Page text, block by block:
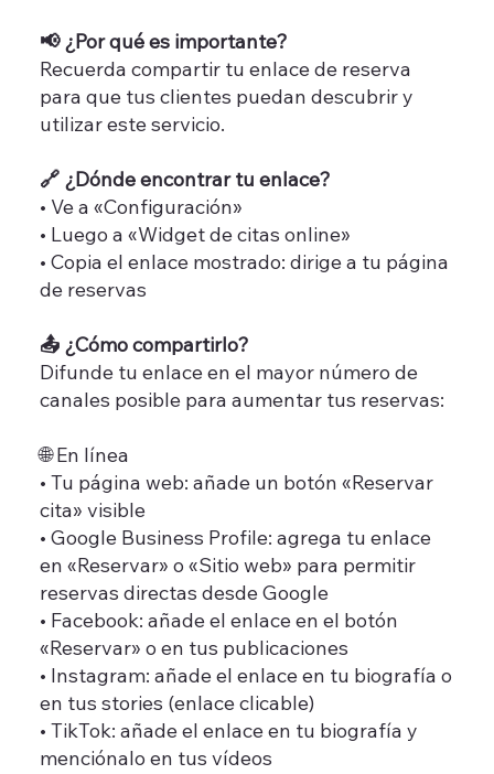
📢 ¿Por qué es importante?
Recuerda compartir tu enlace de reserva
para que tus clientes puedan descubrir y
utilizar este servicio.
🔗 ¿Dónde encontrar tu enlace?
• Ve a «Configuración»
• Luego a «Widget de citas online»
• Copia el enlace mostrado: dirige a tu página
de reservas
📤 ¿Cómo compartirlo?
Difunde tu enlace en el mayor número de
canales posible para aumentar tus reservas:
🌐 En línea
• Tu página web: añade un botón «Reservar
cita» visible
• Google Business Profile: agrega tu enlace
en «Reservar» o «Sitio web» para permitir
reservas directas desde Google
• Facebook: añade el enlace en el botón
«Reservar» o en tus publicaciones
• Instagram: añade el enlace en tu biografía o
en tus stories (enlace clicable)
• TikTok: añade el enlace en tu biografía y
menciónalo en tus vídeos